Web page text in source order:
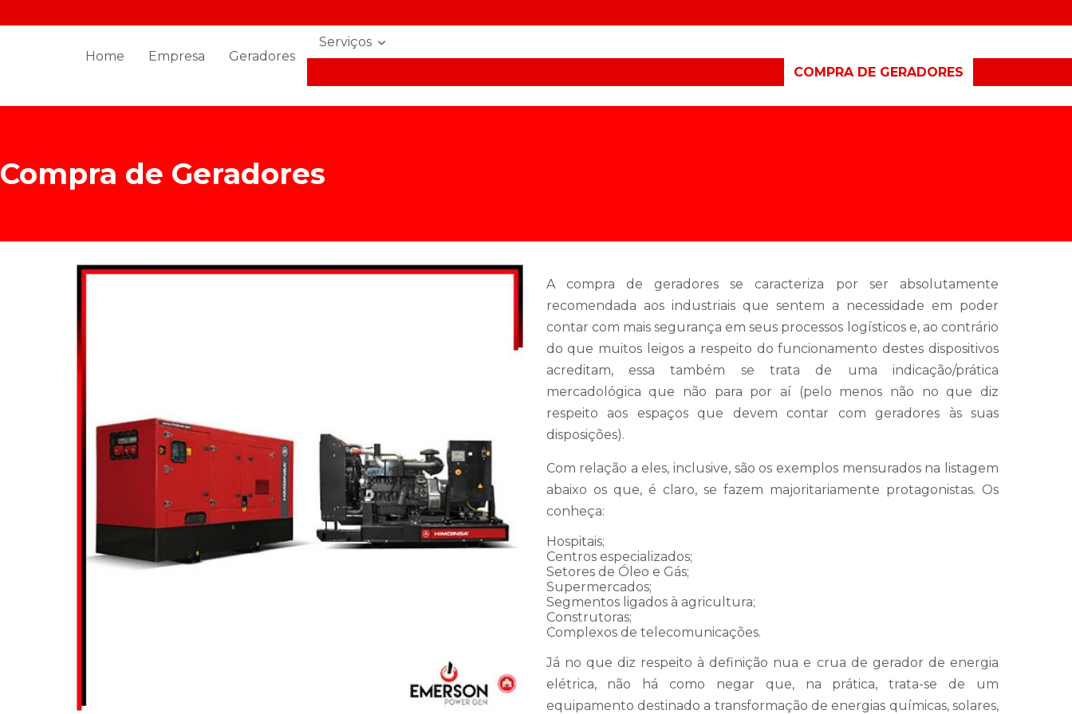
Home Empresa Geradores
Serviços
COMPRA DE GERADORES
Compra de Geradores
A compra de geradores se caracteriza por ser absolutamente
recomendada aos industriais que sentem a necessidade em poder
contar com mais segurança em seus processos logísticos e, ao contrário
do que muitos leigos a respeito do funcionamento destes dispositivos
acreditam, essa também se trata de uma indicação/prática
mercadológica que não para por aí (pelo menos não no que diz
respeito aos espaços que devem contar com geradores às suas
disposições).
Com relação a eles, inclusive, são os exemplos mensurados na listagem
abaixo os que, é claro, se fazem majoritariamente protagonistas. Os
conheça:
Hospitais;
Centros especializados;
Setores de Óleo e Gás;
Supermercados;
Segmentos ligados à agricultura;
Construtoras;
Complexos de telecomunicações.
Já no que diz respeito à definição nua e crua de gerador de energia
elétrica, não há como negar que, na prática, trata-se de um
equipamento destinado a transformação de energias químicas, solares,